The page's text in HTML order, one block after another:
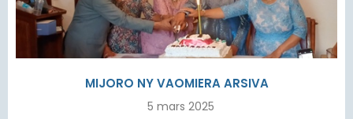
MIJORO NY VAOMIERA ARSIVA
5 mars 2025